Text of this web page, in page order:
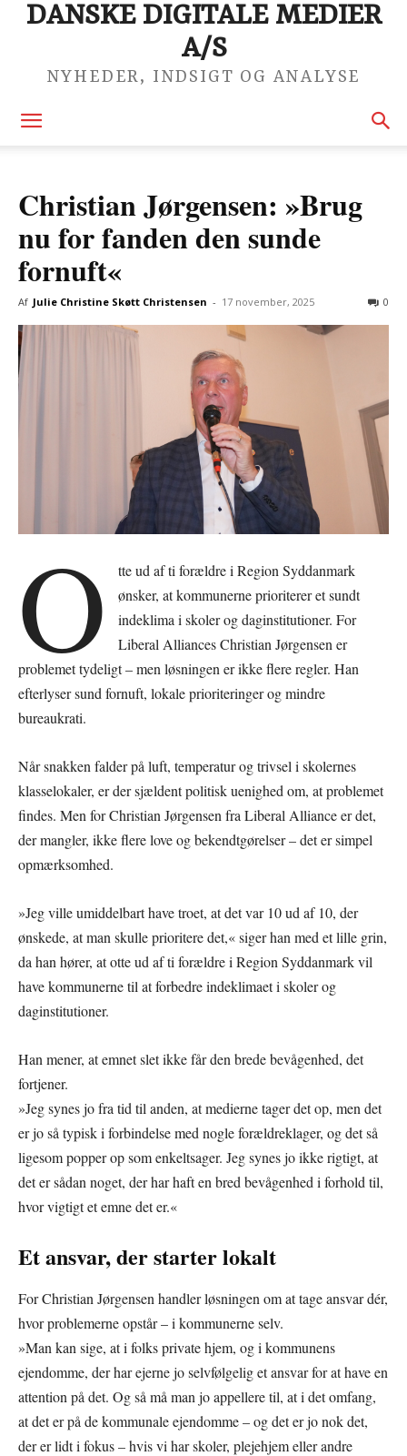
DANSKE DIGITALE MEDIER
A/S
NYHEDER, INDSIGT OG ANALYSE
Christian Jørgensen: »Brug
nu for fanden den sunde
fornuft«
Af Julie Christine Skøtt Christensen - 17 november, 2025 0
O
tte ud af ti forældre i Region Syddanmark
ønsker, at kommunerne prioriterer et sundt
indeklima i skoler og daginstitutioner. For
Liberal Alliances Christian Jørgensen er
problemet tydeligt – men løsningen er ikke flere regler. Han
efterlyser sund fornuft, lokale prioriteringer og mindre
bureaukrati.
Når snakken falder på luft, temperatur og trivsel i skolernes
klasselokaler, er der sjældent politisk uenighed om, at problemet
findes. Men for Christian Jørgensen fra Liberal Alliance er det,
der mangler, ikke flere love og bekendtgørelser – det er simpel
opmærksomhed.
»Jeg ville umiddelbart have troet, at det var 10 ud af 10, der
ønskede, at man skulle prioritere det,« siger han med et lille grin,
da han hører, at otte ud af ti forældre i Region Syddanmark vil
have kommunerne til at forbedre indeklimaet i skoler og
daginstitutioner.
Han mener, at emnet slet ikke får den brede bevågenhed, det
fortjener.
»Jeg synes jo fra tid til anden, at medierne tager det op, men det
er jo så typisk i forbindelse med nogle forældreklager, og det så
ligesom popper op som enkeltsager. Jeg synes jo ikke rigtigt, at
det er sådan noget, der har haft en bred bevågenhed i forhold til,
hvor vigtigt et emne det er.«
Et ansvar, der starter lokalt
For Christian Jørgensen handler løsningen om at tage ansvar dér,
hvor problemerne opstår – i kommunerne selv.
»Man kan sige, at i folks private hjem, og i kommunens
ejendomme, der har ejerne jo selvfølgelig et ansvar for at have en
attention på det. Og så må man jo appellere til, at i det omfang,
at det er på de kommunale ejendomme – og det er jo nok det,
der er lidt i fokus – hvis vi har skoler, plejehjem eller andre